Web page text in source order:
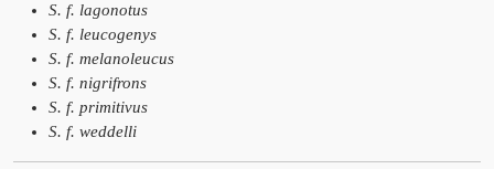
S. f. lagonotus
S. f. leucogenys
S. f. melanoleucus
S. f. nigrifrons
S. f. primitivus
S. f. weddelli